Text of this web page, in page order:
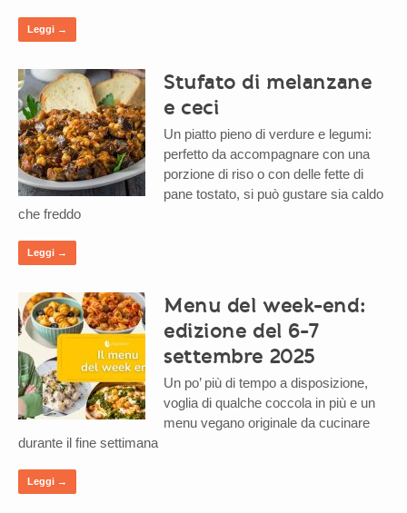
Leggi →
Stufato di melanzane
e ceci
Un piatto pieno di verdure e legumi:
perfetto da accompagnare con una
porzione di riso o con delle fette di
pane tostato, si può gustare sia caldo
che freddo
Leggi →
Menu del week-end:
edizione del 6-7
settembre 2025
Un po’ più di tempo a disposizione,
voglia di qualche coccola in più e un
menu vegano originale da cucinare
durante il fine settimana
Leggi →